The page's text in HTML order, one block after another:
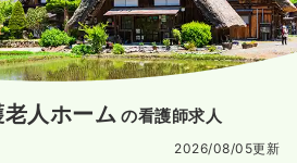
人ホーム の看護師求人
2026/08/05更新